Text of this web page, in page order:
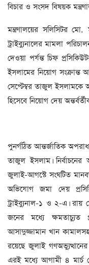
বিচার ও সংসদ বিষয়ক
মন্ত্রণালয়ের সলিসিটর
ট্রাইব্যুনালের মামলা
দেওয়া পর্যন্ত চিফ
ইসলামের নিয়োগ
সেপ্টেম্বর তাজুল ইসলামকে
হিসেবে নিয়োগ দেয়
পুনর্গঠিত আন্তর্জাতিক
তাজুল ইসলাম।
জুলাই-আগস্টে সংঘটিত
অভিযোগ জমা দেয়
ট্রাইব্যুনাল-১ ও ২-এ। রায়
জনের মধ্যে ক্ষমতাচ্যুত
আসাদুজ্জামান খান
রয়েছে জুলাই
এরই মধ্যে আগামী ৪ মার্চ